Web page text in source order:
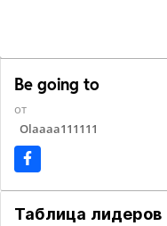
Be going to
от
Olaaaa111111
Таблица лидеров